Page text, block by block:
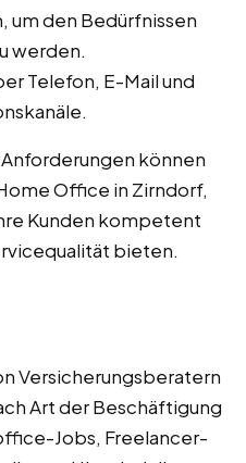
um den Bedürfnissen
werden.
Telefon, E-Mail und
können
Office in Zirndorf,
Kunden kompetent
bieten.
Versicherungsberatern
Art der Beschäftigung
Jobs, Freelancer-